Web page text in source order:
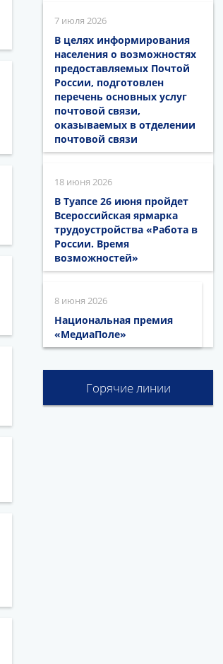
7 июля 2026
В целях информирования
населения о возможностях
предоставляемых Почтой
России, подготовлен
перечень основных услуг
почтовой связи,
оказываемых в отделении
почтовой связи
18 июня 2026
В Туапсе 26 июня пройдет
Всероссийская ярмарка
трудоустройства «Работа в
России. Время
возможностей»
8 июня 2026
Национальная премия
«МедиаПоле»
Горячие линии